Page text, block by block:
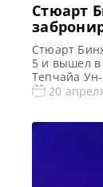
Стюарт
Стюарт
5 и вышел в
Тепчайа
первую
20